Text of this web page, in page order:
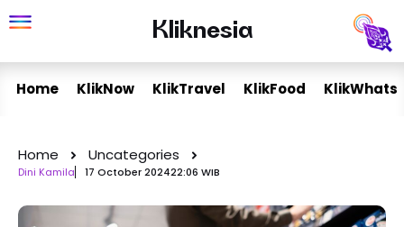
to
Kliknesia
Kliknesia
Home KlikNow KlikTravel KlikFood KlikWhats
Home Uncategories
Dini Kamila 17 October 202422:06 WIB